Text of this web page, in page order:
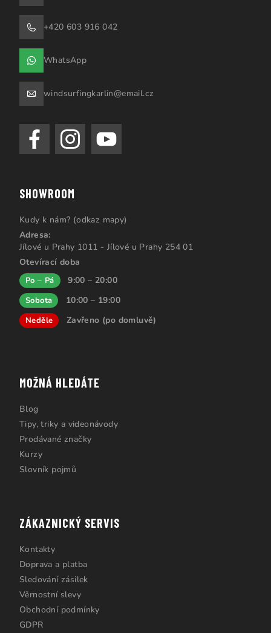
+420 603 916 042
WhatsApp
windsurfingkarlin@email.cz
SHOWROOM
Kudy k nám? (odkaz mapy)
Adresa:
Jílové u Prahy 1011 - Jílové u Prahy 254 01
Otevírací doba
Po – Pá 9:00 – 20:00
Sobota 10:00 – 19:00
Neděle Zavřeno (po domluvě)
MOŽNÁ HLEDÁTE
Blog
Tipy, triky a videonávody
Prodávané značky
Kurzy
Slovník pojmů
ZÁKAZNICKÝ SERVIS
Kontakty
Doprava a platba
Sledování zásilek
Věrnostní slevy
Obchodní podmínky
GDPR